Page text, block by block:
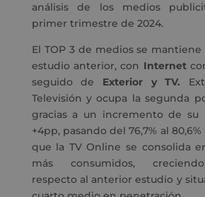
análisis de los medios
primer trimestre de 2024.
El TOP 3 de medios se
estudio anterior, con Internet
seguido de Exterior y TV.
Televisión y ocupa la segunda
gracias a un incremento de su
+4pp, pasando del 76,7% al
que la TV Online se consolida
más consumidos,
respecto al anterior estudio y